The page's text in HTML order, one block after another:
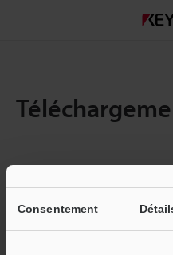
Consentement
Quantité : Taille